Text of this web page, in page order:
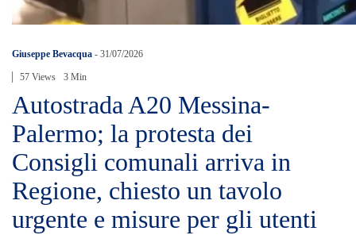
Giuseppe Bevacqua - 31/07/2026
57 Views 3 Min
Autostrada A20 Messina-
Palermo; la protesta dei
Consigli comunali arriva in
Regione, chiesto un tavolo
urgente e misure per gli utenti